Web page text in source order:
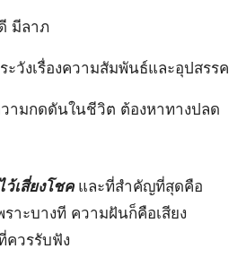
มีลาภ
วังเรื่องความสัมพันธ์และอุปสรรค
ามกดดันในชีวิต ต้องหาทางปลด
ว้เสี่ยงโชคและที่สำคัญที่สุดคือ
ราะบางที ความฝันก็คือเสียง
ควรรับฟัง